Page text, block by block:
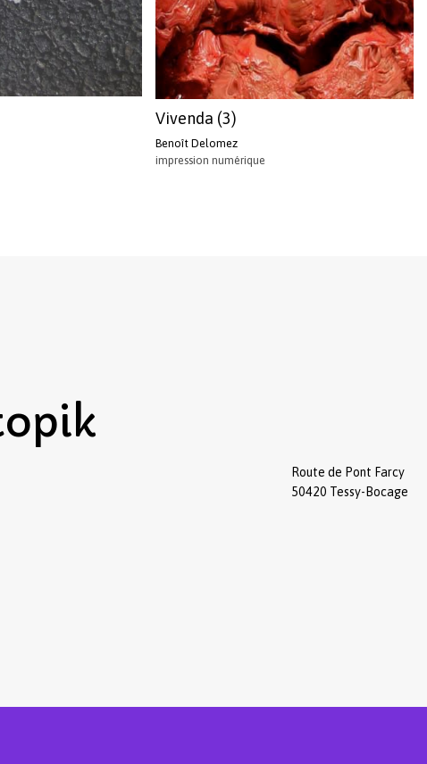
Vivenda (3)
Benoît Delomez
impression numérique
Route de Pont Farcy
50420 Tessy-Bocage